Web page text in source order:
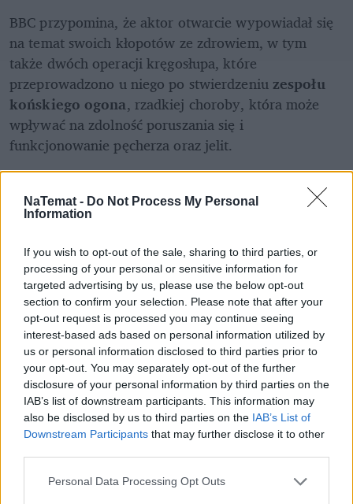
NaTemat - Do Not Process My Personal
Information
If you wish to opt-out of the sale, sharing to third parties, or
processing of your personal or sensitive information for
targeted advertising by us, please use the below opt-out
section to confirm your selection. Please note that after your
opt-out request is processed you may continue seeing
interest-based ads based on personal information utilized by
us or personal information disclosed to third parties prior to
your opt-out. You may separately opt-out of the further
disclosure of your personal information by third parties on the
IAB’s list of downstream participants. This information may
also be disclosed by us to third parties on the IAB’s List of
Downstream Participants that may further disclose it to other
Personal Data Processing Opt Outs
BBC przypomina, że aktor otwarcie wypowiadał się
na temat swoich kłopotów ze zdrowiem, w tym
także dwóch operacji kręgosłupa, które
przeprowadzono u niego po stwierdzeniu zespołu
końskiego ogona, rzadkiej choroby, która może
wpływać na zdolność poruszania się i
funkcjonowanie pęcherza oraz jelit.